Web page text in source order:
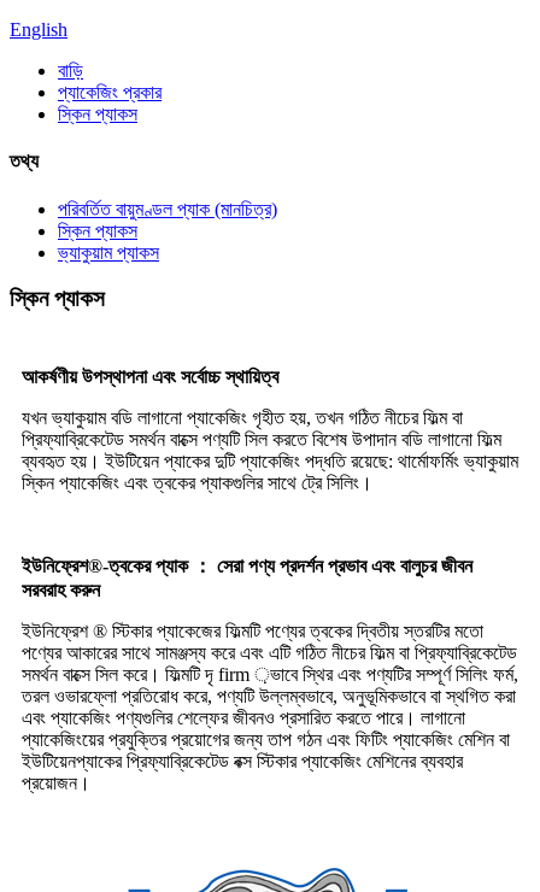
English
বাড়ি
প্যাকেজিং প্রকার
স্কিন প্যাকস
তথ্য
পরিবর্তিত বায়ুমণ্ডল প্যাক (মানচিত্র)
স্কিন প্যাকস
ভ্যাকুয়াম প্যাকস
স্কিন প্যাকস
আকর্ষণীয় উপস্থাপনা এবং সর্বোচ্চ স্থায়িত্ব
যখন ভ্যাকুয়াম বডি লাগানো প্যাকেজিং গৃহীত হয়, তখন গঠিত নীচের ফিল্ম বা
প্রিফ্যাব্রিকেটেড সমর্থন বাক্সে পণ্যটি সিল করতে বিশেষ উপাদান বডি লাগানো ফিল্ম
ব্যবহৃত হয়। ইউটিয়েন প্যাকের দুটি প্যাকেজিং পদ্ধতি রয়েছে: থার্মোফর্মিং ভ্যাকুয়াম
স্কিন প্যাকেজিং এবং ত্বকের প্যাকগুলির সাথে ট্রে সিলিং।
ইউনিফ্রেশ®-ত্বকের প্যাক ： সেরা পণ্য প্রদর্শন প্রভাব এবং বালুচর জীবন
সরবরাহ করুন
ইউনিফ্রেশ ® স্টিকার প্যাকেজের ফিল্মটি পণ্যের ত্বকের দ্বিতীয় স্তরটির মতো
পণ্যের আকারের সাথে সামঞ্জস্য করে এবং এটি গঠিত নীচের ফিল্ম বা প্রিফ্যাব্রিকেটেড
সমর্থন বাক্সে সিল করে। ফিল্মটি দৃ firm ়ভাবে স্থির এবং পণ্যটির সম্পূর্ণ সিলিং ফর্ম,
তরল ওভারফ্লো প্রতিরোধ করে, পণ্যটি উল্লম্বভাবে, অনুভূমিকভাবে বা স্থগিত করা
এবং প্যাকেজিং পণ্যগুলির শেল্ফের জীবনও প্রসারিত করতে পারে। লাগানো
প্যাকেজিংয়ের প্রযুক্তির প্রয়োগের জন্য তাপ গঠন এবং ফিটিং প্যাকেজিং মেশিন বা
ইউটিয়েনপ্যাকের প্রিফ্যাব্রিকেটেড বক্স স্টিকার প্যাকেজিং মেশিনের ব্যবহার
প্রয়োজন।